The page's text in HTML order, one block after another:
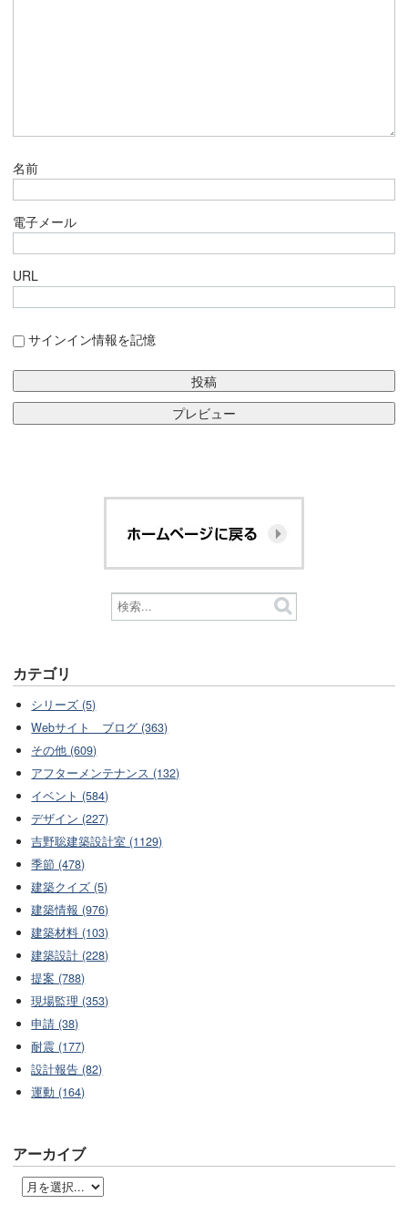
名前
電子メール
URL
サインイン情報を記憶
カテゴリ
シリーズ (5)
Webサイト ブログ (363)
その他 (609)
アフターメンテナンス (132)
イベント (584)
デザイン (227)
吉野聡建築設計室 (1129)
季節 (478)
建築クイズ (5)
建築情報 (976)
建築材料 (103)
建築設計 (228)
提案 (788)
現場監理 (353)
申請 (38)
耐震 (177)
設計報告 (82)
運動 (164)
アーカイブ